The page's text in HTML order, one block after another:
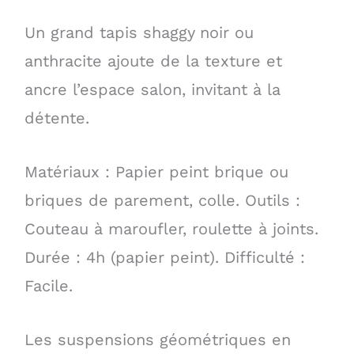
Un grand tapis shaggy noir ou
anthracite ajoute de la texture et
ancre l’espace salon, invitant à la
détente.
Matériaux : Papier peint brique ou
briques de parement, colle. Outils :
Couteau à maroufler, roulette à joints.
Durée : 4h (papier peint). Difficulté :
Facile.
Les suspensions géométriques en